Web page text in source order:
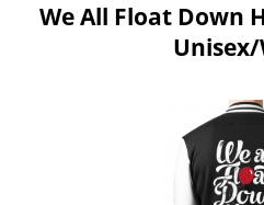
We All Float Down